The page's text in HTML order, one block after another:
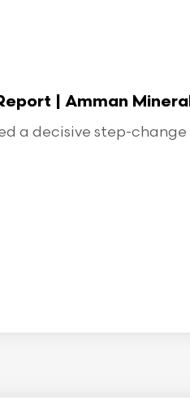
| Amman
a decisive step-change